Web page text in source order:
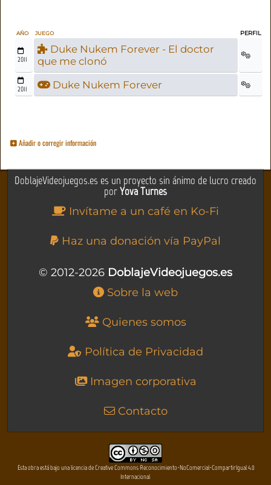
AÑO JUEGO PERFIL
2011
Duke Nukem Forever - El doctor
que me clonó
2011 Duke Nukem Forever
Añadir o corregir información
DoblajeVideojuegos.es es un proyecto sin ánimo de lucro creado
porYova Turnes
Invítame a un café en Ko-Fi
Haz una donación vía PayPal
© 2012-2026 DoblajeVideojuegos.es
Sobre la web
Quienes somos
Política de Privacidad
Imagen corporativa
Contacto
Esta obra está bajo una licencia de Creative Commons Reconocimiento-NoComercial-CompartirIgual 4.0
Internacional